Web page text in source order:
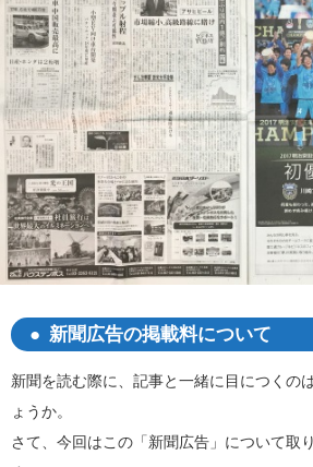
新聞広告の掲載料について
新聞を読む際に、記事と一緒に目につくの
ょうか。
さて、今回はこの「新聞広告」について取